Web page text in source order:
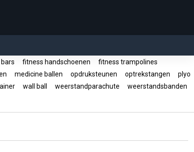
fitness handschoenen
fitness trampolines
medicine ballen opdruksteunen optrekstangen
plyo
wall ball weerstandparachute
weerstandsbanden